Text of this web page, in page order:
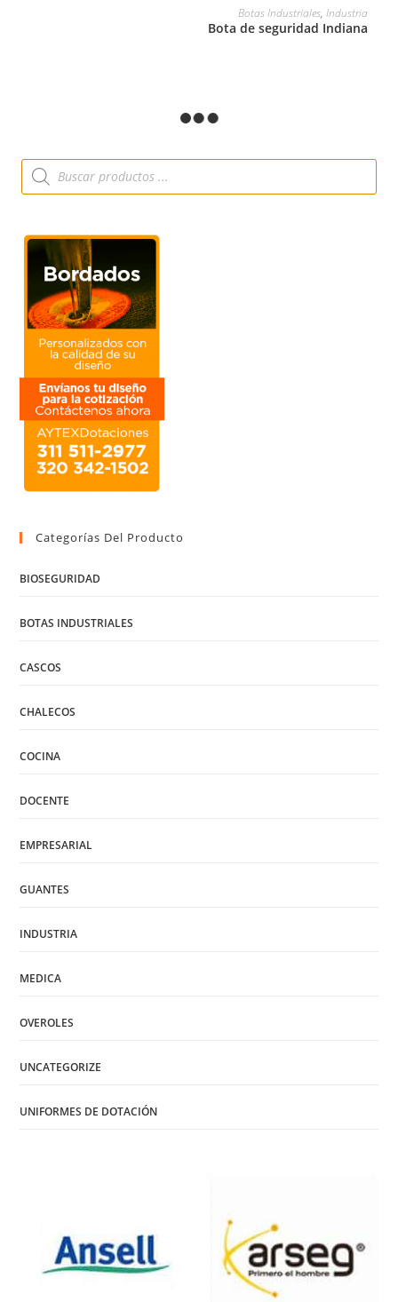
Botas Industriales,Industria
Bota de seguridad Indiana
Categorías Del Producto
BIOSEGURIDAD
BOTAS INDUSTRIALES
CASCOS
CHALECOS
COCINA
DOCENTE
EMPRESARIAL
GUANTES
INDUSTRIA
MEDICA
OVEROLES
UNCATEGORIZE
UNIFORMES DE DOTACIÓN